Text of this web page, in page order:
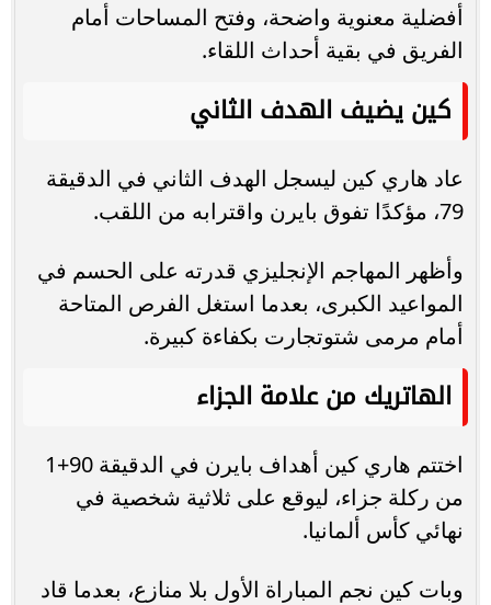
أفضلية معنوية واضحة، وفتح المساحات أمام
الفريق في بقية أحداث اللقاء.
كين يضيف الهدف الثاني
عاد هاري كين ليسجل الهدف الثاني في الدقيقة
79، مؤكدًا تفوق بايرن واقترابه من اللقب.
وأظهر المهاجم الإنجليزي قدرته على الحسم في
المواعيد الكبرى، بعدما استغل الفرص المتاحة
أمام مرمى شتوتجارت بكفاءة كبيرة.
الهاتريك من علامة الجزاء
اختتم هاري كين أهداف بايرن في الدقيقة 90+1
من ركلة جزاء، ليوقع على ثلاثية شخصية في
نهائي كأس ألمانيا.
وبات كين نجم المباراة الأول بلا منازع، بعدما قاد